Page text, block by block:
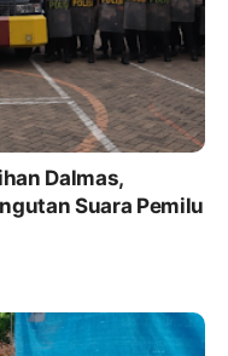
Dalmas,
Suara Pemilu